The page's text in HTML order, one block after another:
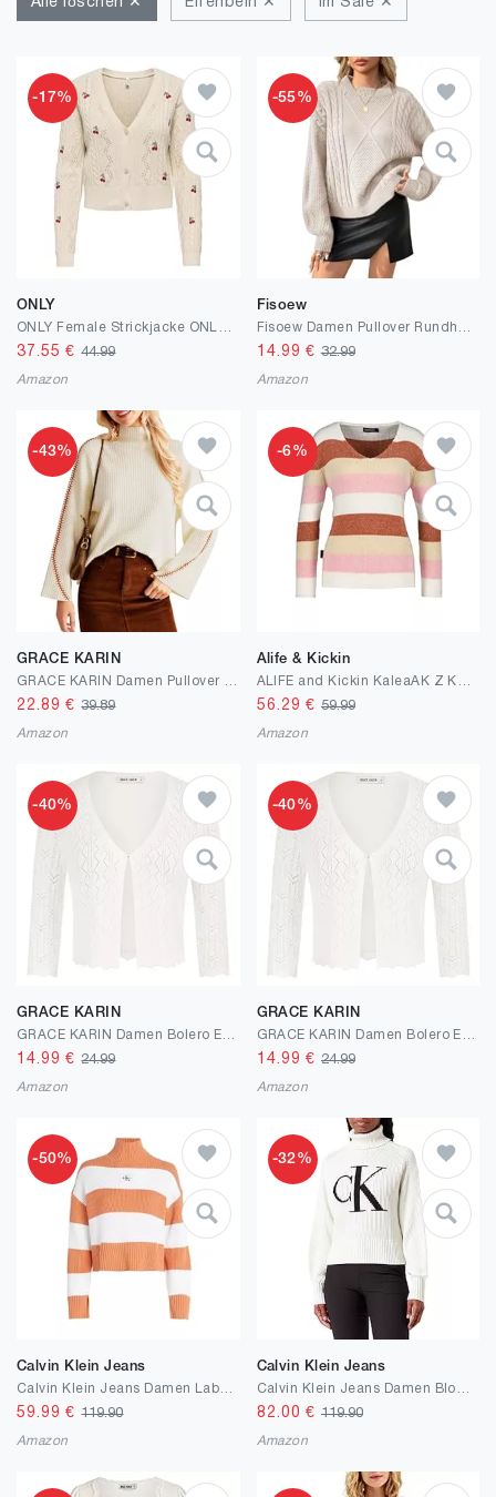
-17%
ONLY
37.55 €44.99
Amazon
-55%
Fisoew
14.99 € 32.99
Amazon
-43%
GRACE KARIN
22.89 €39.89
Amazon
-6%
Alife & Kickin
56.29 € 59.99
Amazon
-40%
GRACE KARIN
14.99 €24.99
Amazon
-40%
GRACE KARIN
14.99 € 24.99
Amazon
-50%
Calvin Klein Jeans
59.99 €119.90
Amazon
-32%
Calvin Klein Jeans
82.00 € 119.90
Amazon